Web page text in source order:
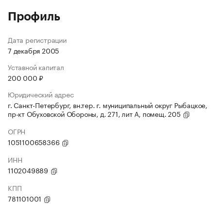
Профиль
Дата регистрации
7 декабря 2005
Уставной капитал
200 000 ₽
Юридический адрес
г. Санкт-Петербург, вн.тер. г. муниципальный округ Рыбацкое,
пр-кт Обуховской Обороны, д. 271, лит А, помещ. 205
ОГРН
1051100658366
ИНН
1102049889
КПП
781101001